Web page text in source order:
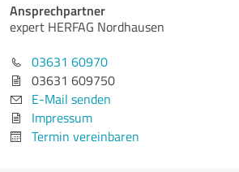
Ansprechpartner
expert HERFAG Nordhausen
03631 60970
03631 609750
E-Mail senden
Impressum
Termin vereinbaren